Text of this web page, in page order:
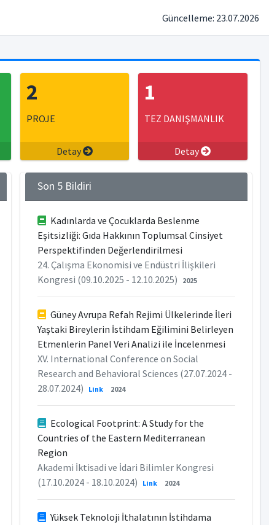
Güncelleme: 23.07.2026
2
PROJE
Detay
1
TEZ DANIŞMANLIK
Detay
Son 5 Bildiri
Kadınlarda ve Çocuklarda Beslenme
Eşitsizliği: Gıda Hakkının Toplumsal Cinsiyet
Perspektifinden Değerlendirilmesi
24. Çalışma Ekonomisi ve Endüstri İlişkileri
Kongresi (09.10.2025 - 12.10.2025)
2025
Güney Avrupa Refah Rejimi Ülkelerinde İleri
Yaştaki Bireylerin İstihdam Eğilimini Belirleyen
Etmenlerin Panel Veri Analizi ile İncelenmesi
XV. International Conference on Social
Research and Behavioral Sciences (27.07.2024 -
28.07.2024)
Link 2024
Ecological Footprint: A Study for the
Countries of the Eastern Mediterranean
Region
Akademi İktisadi ve İdari Bilimler Kongresi
(17.10.2024 - 18.10.2024)
Link 2024
Yüksek Teknoloji İthalatının İstihdama